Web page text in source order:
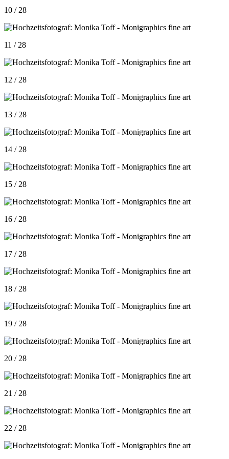
10 / 28
11 / 28
12 / 28
13 / 28
14 / 28
15 / 28
16 / 28
17 / 28
18 / 28
19 / 28
20 / 28
21 / 28
22 / 28